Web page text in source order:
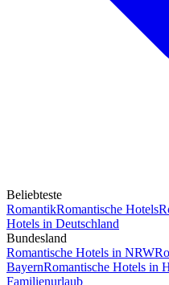
Beliebteste
RomantikRomantische Hotels
Hotels in Deutschland
Bundesland
Romantische Hotels in NRW
BayernRomantische Hotels in
Familienurlaub